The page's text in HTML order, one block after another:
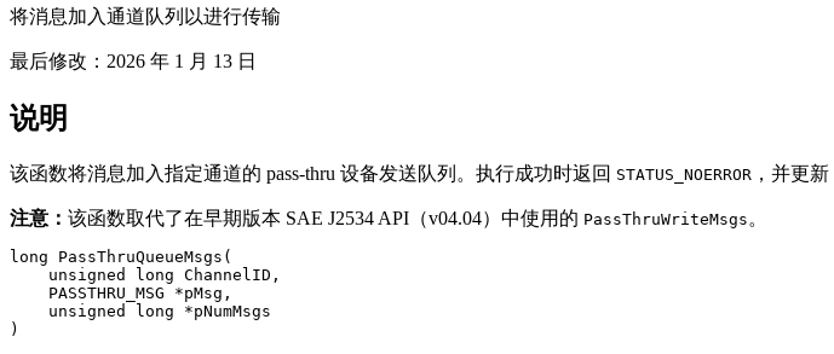
将消息加入通道队列以进行传输
最后修改： 2026 年 1 月 13 日
说明
该函数将消息加入指定通道的 pass-thru 设备发送队列。执行成功时返回 STATUS_NOERROR ，并更新
注意： 该函数取代了在早期版本 SAE J2534 API（v04.04）中使用的 PassThruWriteMsgs 。
long PassThruQueueMsgs(
    unsigned long ChannelID,
    PASSTHRU_MSG *pMsg,
    unsigned long *pNumMsgs
)